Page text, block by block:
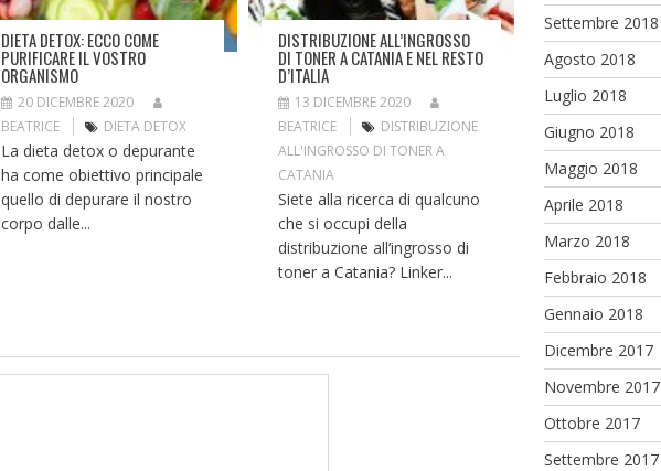
DIETA DETOX: ECCO COME
PURIFICARE IL VOSTRO
ORGANISMO
20 DICEMBRE 2020
BEATRICE
DIETA DETOX
La dieta detox o depurante
ha come obiettivo principale
quello di depurare il nostro
corpo dalle...
DISTRIBUZIONE ALL’INGROSSO
DI TONER A CATANIA E NEL RESTO
D’ITALIA
13 DICEMBRE 2020
BEATRICE
DISTRIBUZIONE
ALL'INGROSSO DI TONER A
CATANIA
Siete alla ricerca di qualcuno
che si occupi della
distribuzione all’ingrosso di
toner a Catania? Linker...
Settembre 2018
Agosto 2018
Luglio 2018
Giugno 2018
Maggio 2018
Aprile 2018
Marzo 2018
Febbraio 2018
Gennaio 2018
Dicembre 2017
Novembre 2017
Ottobre 2017
Settembre 2017